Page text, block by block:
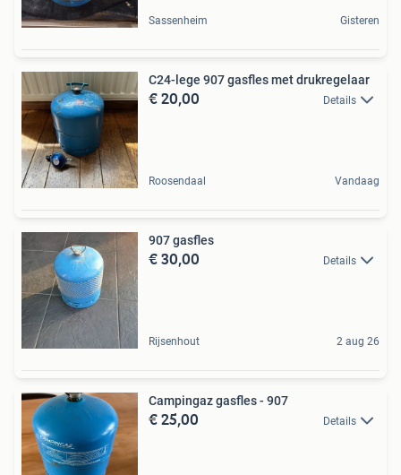
Sassenheim Gisteren
C24-lege 907 gasfles met drukregelaar
€ 20,00 Details
Roosendaal Vandaag
907 gasfles
€ 30,00 Details
Rijsenhout 2 aug 26
Campingaz gasfles - 907
€ 25,00 Details